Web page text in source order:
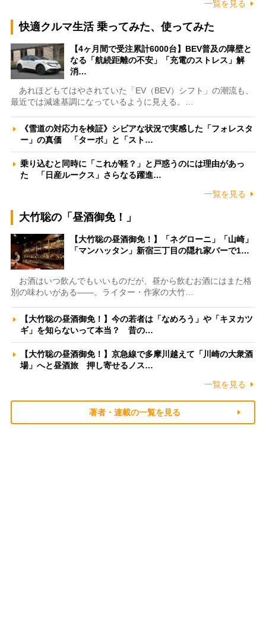
一覧を見る
快適クルマ生活 乗ってみた、使ってみた
【4ヶ月間で受注累計6000台】BEV普及の障壁と
なる「航続距離の不安」「充電のストレス」解
消…
あれほどもてはやされていた「EV（BEV）シフト」の潮流も、
最近では減速基調になっているように見える。…
《雪道の対応力を検証》シビアな状況で実感した「フォレスタ
ー」の真価 「ターボ」と「スト…
乗り込むと同時に「これが軽？」と戸惑うのには理由があっ
た 「日産ルークス」さらなる躍進…
一覧を見る
大竹聡の「昼酒御免！」
【大竹聡の昼酒御免！】「ネグローニ」「山崎」
「マンハッタン」新宿三丁目の隠れ家バーで1…
お酒はいつ飲んでもいいものだが、昼から飲むお酒にはまた格
別の味わいがある――。ライター・作家の大竹…
【大竹聡の昼酒御免！】今の若者は「なめろう」や「キヌカツ
ギ」を知らないって本当？ 昔の…
【大竹聡の昼酒御免！】京急線で多摩川越えて「川崎の大衆酒
場」へと昼酒旅 押し寄せるノス…
一覧を見る
著者・連載の一覧を見る